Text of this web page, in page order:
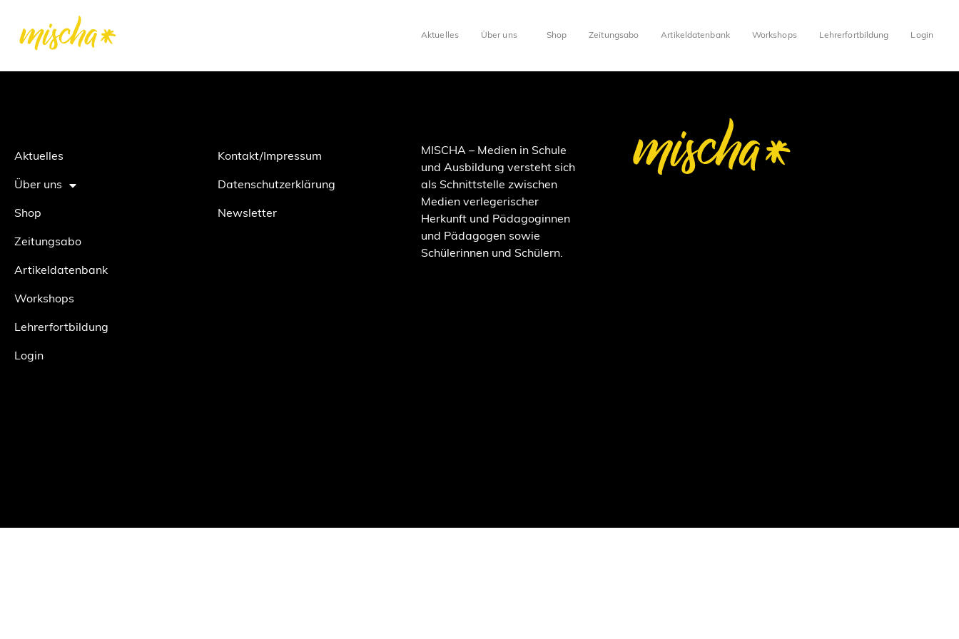
Aktuelles Über uns Shop Zeitungsabo Artikeldatenbank Workshops Lehrerfortbildung Login
Aktuelles
Über uns
Shop
Zeitungsabo
Artikeldatenbank
Workshops
Lehrerfortbildung
Login
Kontakt/Impressum
Datenschutzerklärung
Newsletter
MISCHA – Medien in Schule
und Ausbildung versteht sich
als Schnittstelle zwischen
Medien verlegerischer
Herkunft und Pädagoginnen
und Pädagogen sowie
Schülerinnen und Schülern.